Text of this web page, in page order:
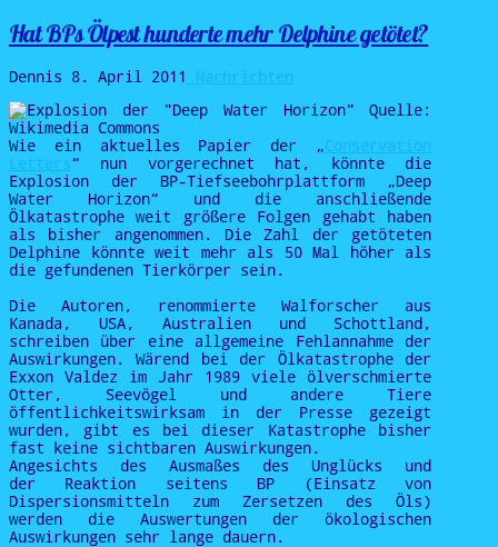
Hat BPs Ölpest hunderte mehr Delphine getötet?
Dennis 8. April 2011
Wie ein aktuelles Papier der „
“ nun vorgerechnet hat, könnte die
Explosion der BP-Tiefseebohrplattform „Deep
Water Horizon“ und die anschließende
Ölkatastrophe weit größere Folgen gehabt haben
als bisher angenommen. Die Zahl der getöteten
Delphine könnte weit mehr als 50 Mal höher als
die gefundenen Tierkörper sein.
Die Autoren, renommierte Walforscher aus
Kanada, USA, Australien und Schottland,
schreiben über eine allgemeine Fehlannahme der
Auswirkungen. Wärend bei der Ölkatastrophe der
Exxon Valdez im Jahr 1989 viele ölverschmierte
Otter, Seevögel und andere Tiere
öffentlichkeitswirksam in der Presse gezeigt
wurden, gibt es bei dieser Katastrophe bisher
fast keine sichtbaren Auswirkungen.
Angesichts des Ausmaßes des Unglücks und
der Reaktion seitens BP (Einsatz von
Dispersionsmitteln zum Zersetzen des Öls)
werden die Auswertungen der ökologischen
Auswirkungen sehr lange dauern.